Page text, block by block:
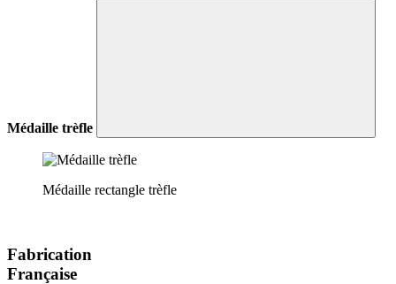
Médaille trèfle
Médaille rectangle trèfle
Fabrication
Française